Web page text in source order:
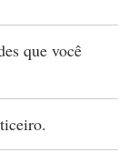
que você